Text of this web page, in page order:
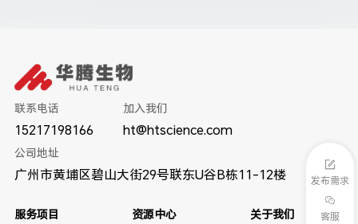
联系电话
15217198166
加入我们
ht@htscience.com
公司地址
广州市黄埔区碧山大街29号联东U谷B栋11-12楼
服务项目 资源中心 关于我们
发布需求
客服